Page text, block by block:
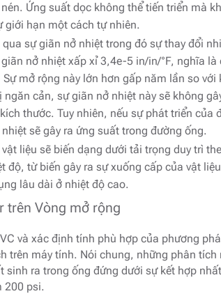
Ứng suất dọc không thể tiến triển mà
giới hạn một cách tự nhiên.
sự giãn nở nhiệt trong đó sự thay đổi
nở nhiệt xấp xỉ 3,4e-5 in/in/°F, nghĩa là
mở rộng này lớn hơn gấp năm lần so với
cản, sự giãn nở nhiệt này sẽ không
thước. Tuy nhiên, nếu sự phát triển của
sẽ gây ra ứng suất trong đường ống.
liệu sẽ biến dạng dưới tải trọng duy trì
từ biến gây ra sự xuống cấp của vật
lâu dài ở nhiệt độ cao.
trên Vòng mở rộng
và xác định tính phù hợp của phương
trên máy tính. Nói chung, những phân tích
ra trong ống đứng dưới sự kết hợp
200 psi.